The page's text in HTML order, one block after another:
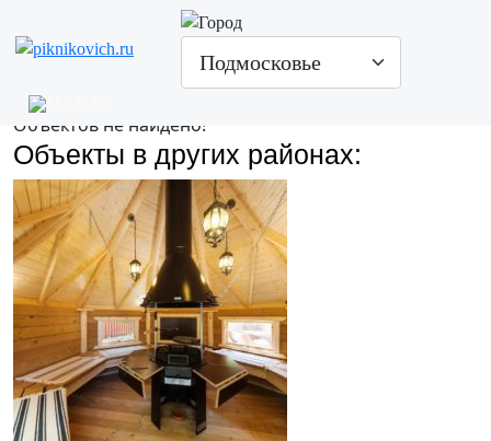
Аренда гриль-домиков в
Ленинском
Подмосковье Ленинский
Гриль-домики
Объектов не найдено!
Объекты в других районах: